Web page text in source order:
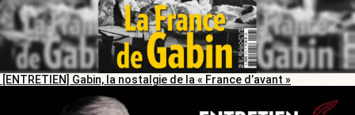
[ENTRETIEN] Gabin, la nostalgie de la « France d’avant »